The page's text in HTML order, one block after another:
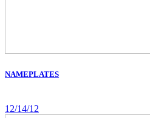
NAMEPLATES
12/14/12